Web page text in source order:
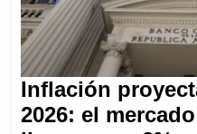
Inflación
2026: el